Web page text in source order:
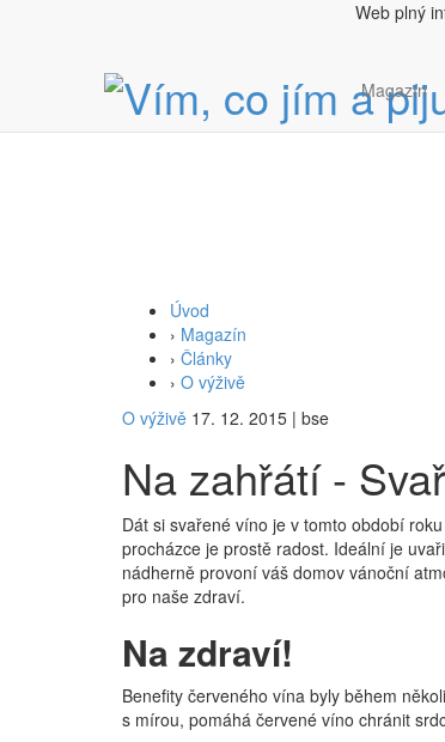
Web plný
Magazín
Úvod
› Magazín
› Články
› O výživě
O výživě 17. 12. 2015 | bse
Na zahřátí -
Dát si svařené víno je v tomto období
procházce je prostě radost. Ideální je
nádherně provoní váš domov vánoční
pro naše zdraví.
Na zdraví!
Benefity červeného vína byly během
s mírou, pomáhá červené víno chránit